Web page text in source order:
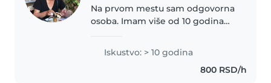
Na prvom mestu sam odgovorna
osoba. Imam više od 10 godina
samo po preporukama. Volim
decu, ali isto tako i deca me brzo
Iskustvo: > 10 godina
800 RSD/h